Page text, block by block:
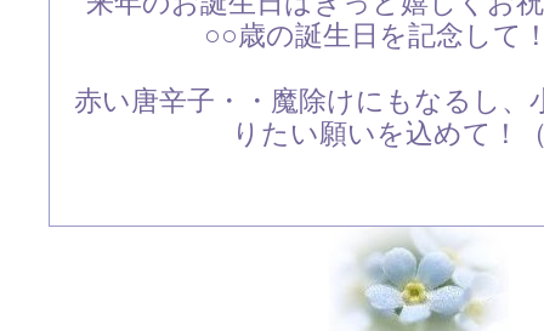
○○歳の誕生日を記念して
赤い唐辛子・・魔除けにもなるし
りたい願いを込めて！